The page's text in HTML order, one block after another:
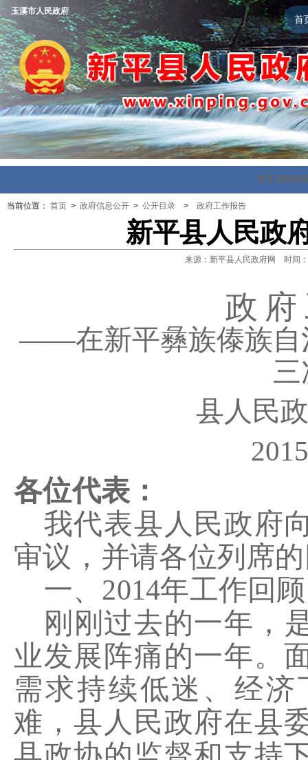
首
玉溪市人民政府
首页 政府信
当前位置： 首页 > 政府信息公开 > 公开目录 > 政府工作报告
新平县人民政
来源：新平县人民政府网 时间
政
――在新平彝族傣族自
县人民
2015
各位代表：
我代表县人民政府
审议，并请各位列席
一、 2014年工作回顾
刚 刚过去的一年，
业发展阵痛的一年。
需求持续低迷、经
难，县人民政府在县